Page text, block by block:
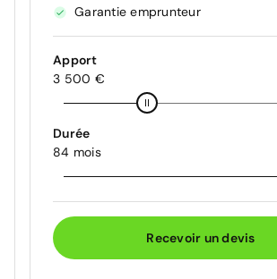
Garantie emprunteur
Apport
3 500 €
Durée
84 mois
Recevoir un devis